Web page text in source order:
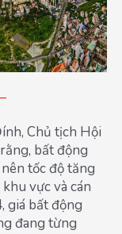
Chủ tịch Hội
bất động
tốc độ tăng
vực và cán
giá bất động
đang từng